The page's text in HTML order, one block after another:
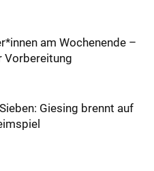
am Wochenende –
Vorbereitung
Giesing brennt auf